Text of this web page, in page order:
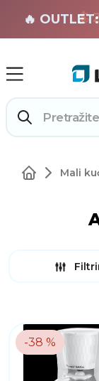
🏄
🔥
Mali
-38 %